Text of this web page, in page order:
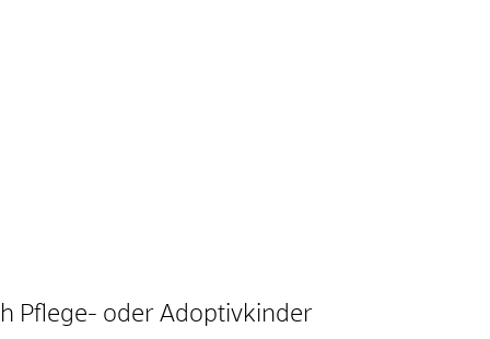
Pflege- oder Adoptivkinder